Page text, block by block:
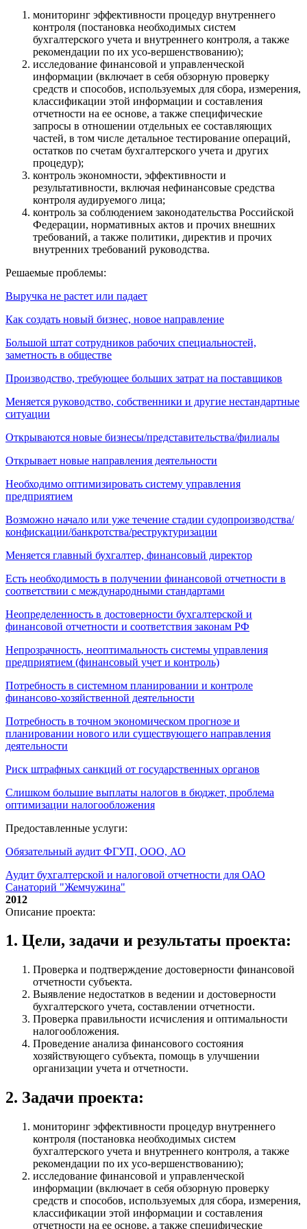
мониторинг эффективности процедур внутреннего
контроля (постановка необходимых систем
бухгалтерского учета и внутреннего контроля, а также
рекомендации по их усо-вершенствованию);
исследование финансовой и управленческой
информации (включает в себя обзорную проверку
средств и способов, используемых для сбора, измерения,
классификации этой информации и составления
отчетности на ее основе, а также специфические
запросы в отношении отдельных ее составляющих
частей, в том числе детальное тестирование операций,
остатков по счетам бухгалтерского учета и других
процедур);
контроль экономности, эффективности и
результативности, включая нефинансовые средства
контроля аудируемого лица;
контроль за соблюдением законодательства Российской
Федерации, нормативных актов и прочих внешних
требований, а также политики, директив и прочих
внутренних требований руководства.
Решаемые проблемы:
Выручка не растет или падает
Как создать новый бизнес, новое направление
Большой штат сотрудников рабочих специальностей,
заметность в обществе
Производство, требующее больших затрат на поставщиков
Меняется руководство, собственники и другие нестандартные
ситуации
Открываются новые бизнесы/представительства/филиалы
Открывает новые направления деятельности
Необходимо оптимизировать систему управления
предприятием
Возможно начало или уже течение стадии судопроизводства/
конфискации/банкротства/реструктуризации
Меняется главный бухгалтер, финансовый директор
Есть необходимость в получении финансовой отчетности в
соответствии с международными стандартами
Неопределенность в достоверности бухгалтерской и
финансовой отчетности и соответствия законам РФ
Непрозрачность, неоптимальность системы управления
предприятием (финансовый учет и контроль)
Потребность в системном планировании и контроле
финансово-хозяйственной деятельности
Потребность в точном экономическом прогнозе и
планировании нового или существующего направления
деятельности
Риск штрафных санкций от государственных органов
Слишком большие выплаты налогов в бюджет, проблема
оптимизации налогообложения
Предоставленные услуги:
Обязательный аудит ФГУП, ООО, АО
Аудит бухгалтерской и налоговой отчетности для ОАО
Санаторий "Жемчужина"
2012
Описание проекта:
1. Цели, задачи и результаты проекта:
Проверка и подтверждение достоверности финансовой
отчетности субъекта.
Выявление недостатков в ведении и достоверности
бухгалтерского учета, составлении отчетности.
Проверка правильности исчисления и оптимальности
налогообложения.
Проведение анализа финансового состояния
хозяйствующего субъекта, помощь в улучшении
организации учета и отчетности.
2. Задачи проекта:
мониторинг эффективности процедур внутреннего
контроля (постановка необходимых систем
бухгалтерского учета и внутреннего контроля, а также
рекомендации по их усо-вершенствованию);
исследование финансовой и управленческой
информации (включает в себя обзорную проверку
средств и способов, используемых для сбора, измерения,
классификации этой информации и составления
отчетности на ее основе, а также специфические